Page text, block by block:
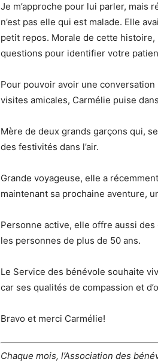
Je m’approche pour lui parler, mais
n’est pas elle qui est malade. Elle
petit repos. Morale de cette
questions pour identifier votre
Pour pouvoir avoir une
visites amicales, Carmélie puise
Mère de deux grands garçons qui,
des festivités dans l’air.
Grande voyageuse, elle a
maintenant sa prochaine aventure,
Personne active, elle offre aussi
les personnes de plus de 50 ans.
Le Service des bénévole souhaite
car ses qualités de compassion et
Bravo et merci Carmélie!
Chaque mois, l’Association des